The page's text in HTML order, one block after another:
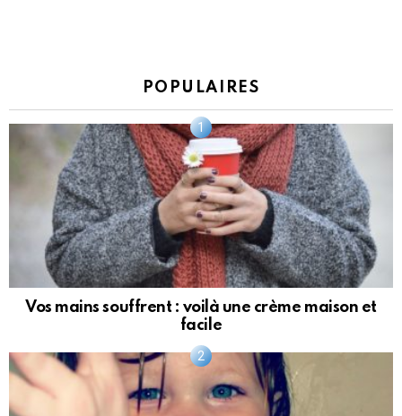
POPULAIRES
Vos mains souffrent : voilà une crème maison et
facile